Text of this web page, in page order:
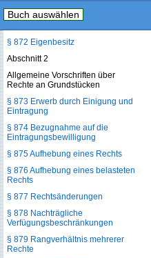
Buch auswählen
§ 871 Mehrstufiger mittelbarer
§ 872 Eigenbesitz
Abschnitt 2
Allgemeine Vorschriften über
Rechte an Grundstücken
§ 873 Erwerb durch Einigung und
Eintragung
§ 874 Bezugnahme auf die
Eintragungsbewilligung
§ 875 Aufhebung eines Rechts
§ 876 Aufhebung eines belasteten
Rechts
§ 877 Rechtsänderungen
§ 878 Nachträgliche
Verfügungsbeschränkungen
§ 879 Rangverhältnis mehrerer
Rechte